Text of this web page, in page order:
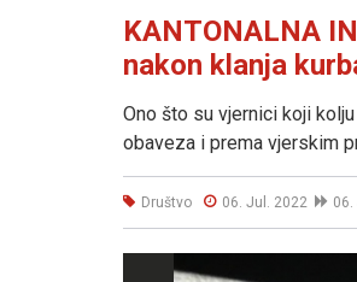
KANTONALNA
nakon klanja
Ono što su vjernici koji
obaveza i prema vjerskim
Društvo 06. Jul. 2022 06.